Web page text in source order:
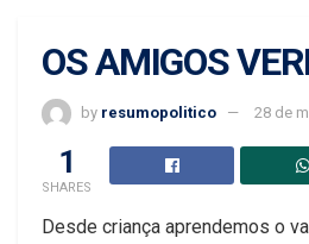
OS AMIGOS
by resumopolitico 28 de
1
SHARES
Desde criança aprendemos o